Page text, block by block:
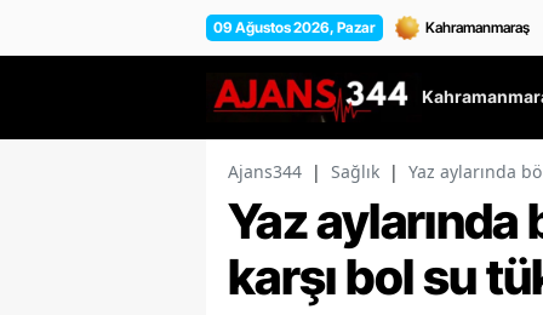
09 Ağustos 2026, Pazar
Ajans344 | Sağlık | Yaz aylarında
Yaz
karşı bol su